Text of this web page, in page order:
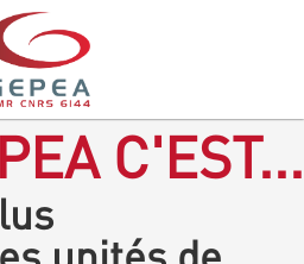
C'EST...